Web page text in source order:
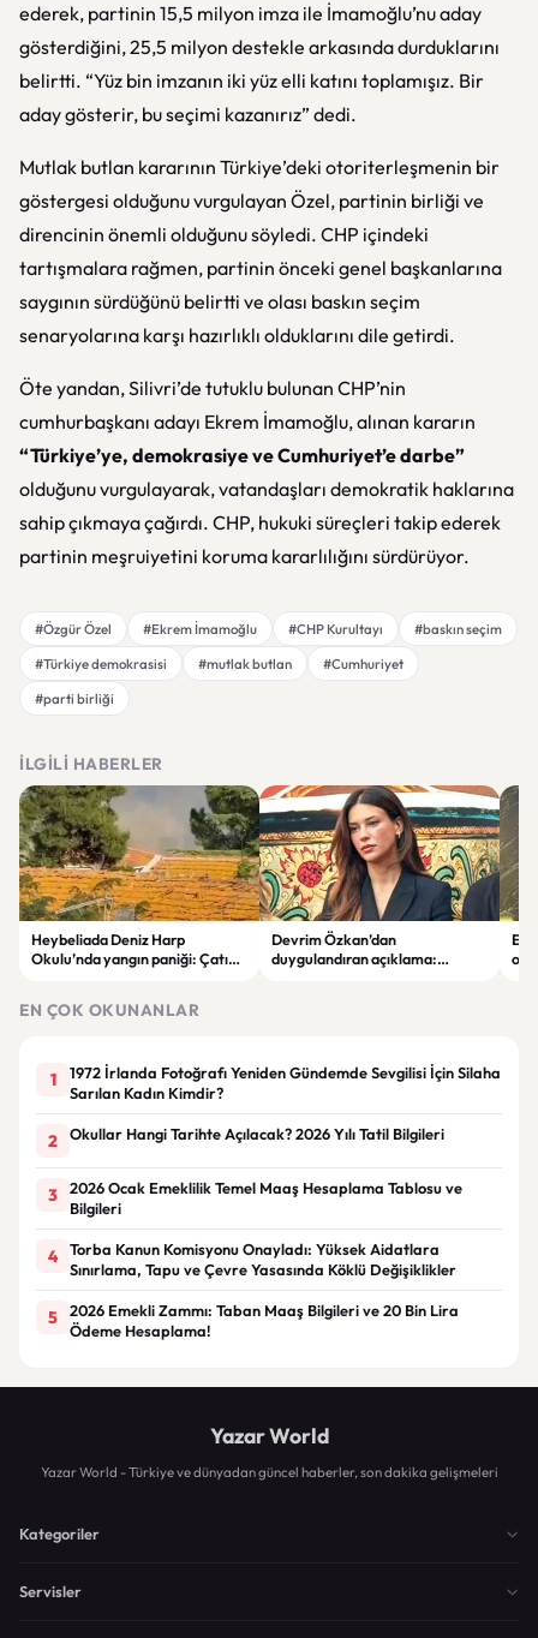
ederek, partinin 15,5 milyon imza ile İmamoğlu’nu aday
gösterdiğini, 25,5 milyon destekle arkasında durduklarını
belirtti. “Yüz bin imzanın iki yüz elli katını toplamışız. Bir
aday gösterir, bu seçimi kazanırız” dedi.
Mutlak butlan kararının Türkiye’deki otoriterleşmenin bir
göstergesi olduğunu vurgulayan Özel, partinin birliği ve
direncinin önemli olduğunu söyledi. CHP içindeki
tartışmalara rağmen, partinin önceki genel başkanlarına
saygının sürdüğünü belirtti ve olası baskın seçim
senaryolarına karşı hazırlıklı olduklarını dile getirdi.
Öte yandan, Silivri’de tutuklu bulunan CHP’nin
cumhurbaşkanı adayı Ekrem İmamoğlu, alınan kararın
“Türkiye’ye, demokrasiye ve Cumhuriyet’e darbe”
olduğunu vurgulayarak, vatandaşları demokratik haklarına
sahip çıkmaya çağırdı. CHP, hukuki süreçleri takip ederek
partinin meşruiyetini koruma kararlılığını sürdürüyor.
#Özgür Özel #Ekrem İmamoğlu #CHP Kurultayı
#baskın seçim
#Türkiye demokrasisi
#mutlak butlan
#Cumhuriyet
#parti birliği
İLGILI HABERLER
Heybeliada Deniz Harp
Okulu’nda yangın paniği: Çatıda
Devrim Özkan’dan
duygulandıran açıklama:
EN ÇOK OKUNANLAR
1
1972 İrlanda Fotoğrafı Yeniden Gündemde Sevgilisi İçin Silaha
Sarılan Kadın Kimdir?
2 Okullar Hangi Tarihte Açılacak? 2026 Yılı Tatil Bilgileri
3
2026 Ocak Emeklilik Temel Maaş Hesaplama Tablosu ve
Bilgileri
4
Torba Kanun Komisyonu Onayladı: Yüksek Aidatlara
Sınırlama, Tapu ve Çevre Yasasında Köklü Değişiklikler
5
2026 Emekli Zammı: Taban Maaş Bilgileri ve 20 Bin Lira
Ödeme Hesaplama!
Yazar World
Yazar World - Türkiye ve dünyadan güncel haberler, son dakika gelişmeleri
Kategoriler
Servisler